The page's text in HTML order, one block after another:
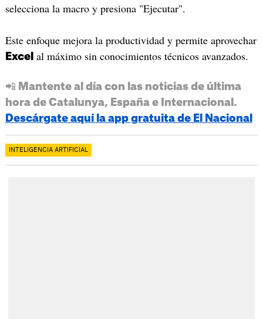
selecciona la macro y presiona "Ejecutar".
Este enfoque mejora la productividad y permite aprovechar
Excel al máximo sin conocimientos técnicos avanzados.
📲 Mantente al día con las noticias de última
hora de Catalunya, España e Internacional.
Descárgate aquí la app gratuita de El Nacional
INTELIGENCIA ARTIFICIAL